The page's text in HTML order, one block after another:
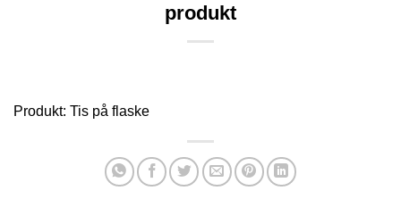
produkt
Produkt: Tis på flaske